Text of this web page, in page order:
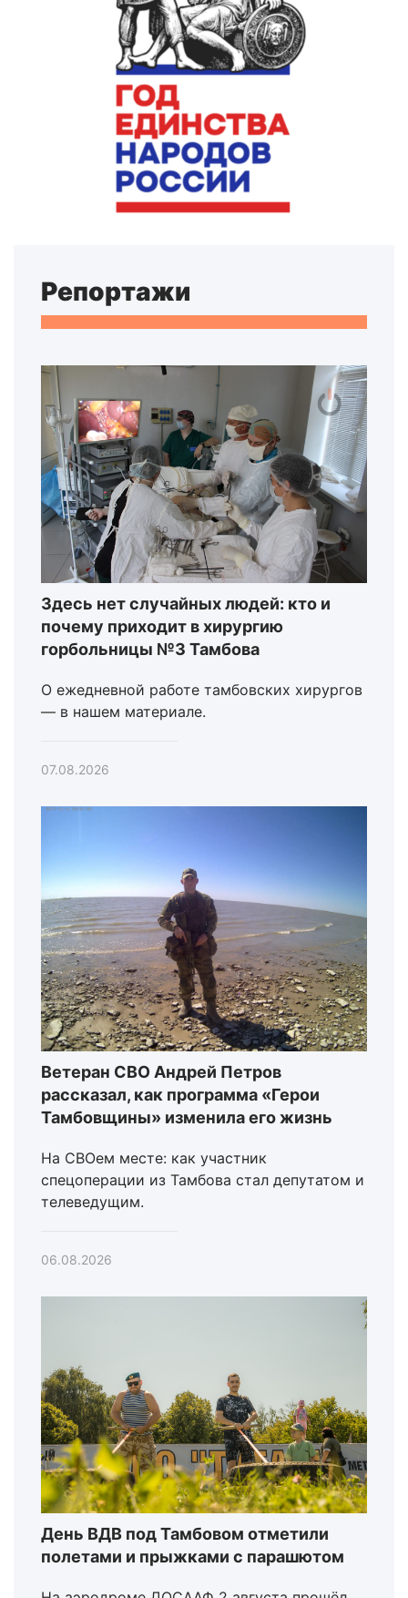
Репортажи
Здесь нет случайных людей: кто и
почему приходит в хирургию
горбольницы №3 Тамбова
О ежедневной работе тамбовских хирургов
— в нашем материале.
07.08.2026
Ветеран СВО Андрей Петров
рассказал, как программа «Герои
Тамбовщины» изменила его жизнь
На СВОем месте: как участник
спецоперации из Тамбова стал депутатом и
телеведущим.
06.08.2026
День ВДВ под Тамбовом отметили
полетами и прыжками с парашютом